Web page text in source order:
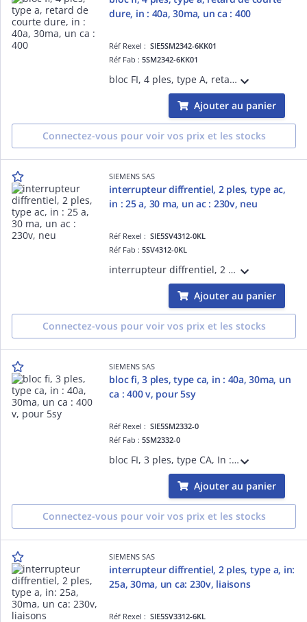
dure, in : 40a, 30ma, un ca : 400
Réf Rexel :SIE5SM2342-6KK01
Réf Fab :5SM2342-6KK01
bloc FI, 4 ples, type A, retard de courte dure, In : 40A, 30mA, Un CA : 400 V, pour 5SY
Ajouter au panier
Connectez-vous pour voir vos prix et les stocks
SIEMENS SAS
interrupteur diffrentiel, 2 ples, type ac,
in : 25 a, 30 ma, un ac : 230v, neu
Réf Rexel :SIE5SV4312-0KL
Réf Fab :5SV4312-0KL
interrupteur diffrentiel, 2 ples, type AC, In : 25 A, 30 mA, Un AC : 230V, neutre gauche l'utilisation de cet appareil n'est pas autorise dans tous les pays, respecter les rgles d'installation nationales en vigueur
Ajouter au panier
Connectez-vous pour voir vos prix et les stocks
SIEMENS SAS
bloc fi, 3 ples, type ca, in : 40a, 30ma, un
ca : 400 v, pour 5sy
Réf Rexel :SIE5SM2332-0
Réf Fab :5SM2332-0
bloc FI, 3 ples, type CA, In : 40A, 30mA, Un CA : 400 V, pour 5SY
Ajouter au panier
Connectez-vous pour voir vos prix et les stocks
SIEMENS SAS
interrupteur diffrentiel, 2 ples, type a, in:
25a, 30ma, un ca: 230v, liaisons
Réf Rexel :SIE5SV3312-6KL